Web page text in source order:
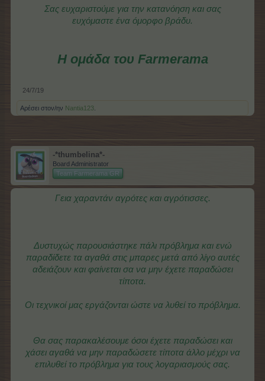
Σας ευχαριστούμε για την κατανόηση και σας
ευχόμαστε ένα όμορφο βράδυ.
Η ομάδα του Farmerama
24/7/19
Αρέσει στον/ην Nantia123
-*thumbelina*-
Board Administrator
Team Farmerama GR
Γεια χαραντάν αγρότες και αγρότισσες.
Δυστυχώς παρουσιάστηκε πάλι πρόβλημα και ενώ
παραδίδετε τα αγαθά στις μπαρες μετά από λίγο αυτές
αδειάζουν και φαίνεται σα να μην έχετε παραδώσει
τίποτα.
Οι τεχνικοί μας εργάζονται ώστε να λυθεί το πρόβλημα.
Θα σας παρακαλέσουμε όσοι έχετε παραδώσει και
χάσει αγαθά να μην παραδώσετε τίποτα άλλο μέχρι να
επιλυθεί το πρόβλημα για τους λογαριασμούς σας.